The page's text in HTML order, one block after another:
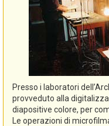
Presso i laboratori
provveduto alla
diapositive colore, per
Le operazioni di